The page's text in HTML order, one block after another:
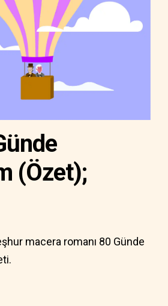
(Özet);
macera romanı 80 Günde